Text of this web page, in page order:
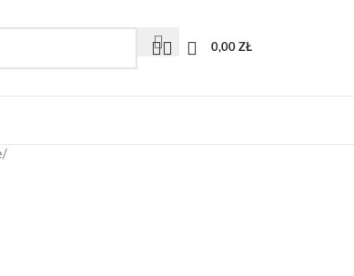
0,00 ZŁ
/